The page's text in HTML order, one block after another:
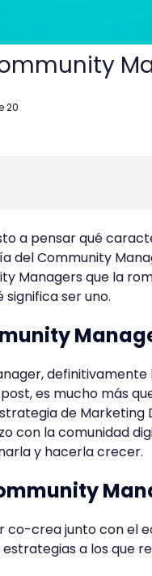
20
a pensar qué
del Community
Managers que la
ser uno.
es mucho más
de Marketing
con la comunidad
y hacerla crecer.
co-crea junto con el
a los que